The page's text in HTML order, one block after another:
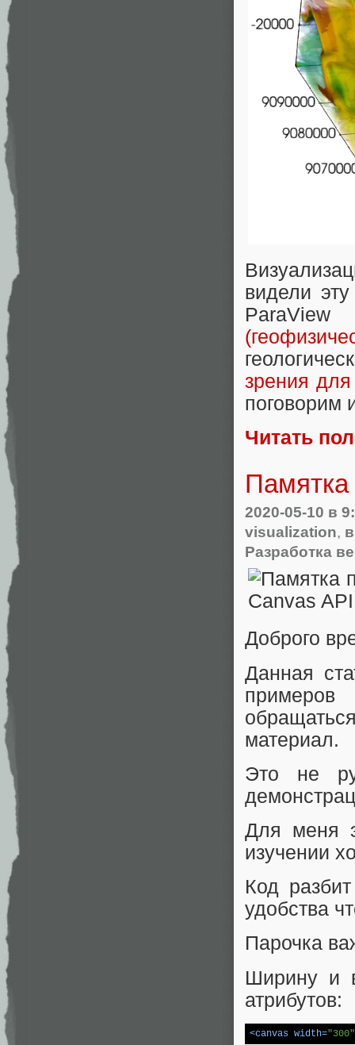
видели
зрения
поговорим
Читать
Памятка
2020-05-10 в
visualization,
Разработка
Доброго
Данная
материал.
Это не
Для меня
изучении
Код
удобства
Парочка
Ширину и
атрибутов:
<canvas width="300"